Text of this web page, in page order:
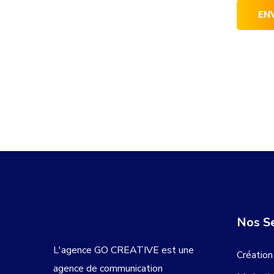
L'agence GO CREATIVE est une
agence de communication
Nos